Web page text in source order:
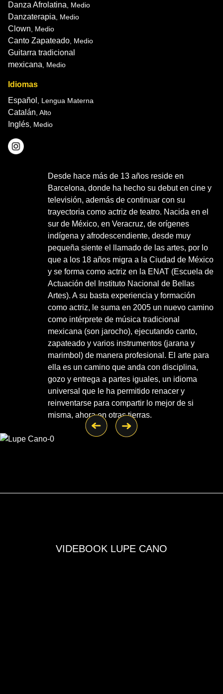
Danza Afrolatina, Medio
Danzaterapia, Medio
Clown, Medio
Canto Zapateado, Medio
Guitarra tradicional
mexicana, Medio
Idiomas
Español , Lengua Materna
Catalán, Alto
Inglés, Medio
Desde hace más de 13 años reside en
Barcelona, donde ha hecho su debut en cine y
televisión, además de continuar con su
trayectoria como actriz de teatro. Nacida en el
sur de México, en Veracruz, de orígenes
indígena y afrodescendiente, desde muy
pequeña siente el llamado de las artes, por lo
que a los 18 años migra a la Ciudad de México
y se forma como actriz en la ENAT (Escuela de
Actuación del Instituto Nacional de Bellas
Artes). A su basta experiencia y formación
como actriz, le suma en 2005 un nuevo camino
como intérprete de música tradicional
mexicana (son jarocho), ejecutando canto,
zapateado y varios instrumentos (jarana y
marimbol) de manera profesional. El arte para
ella es un camino que anda con disciplina,
gozo y entrega a partes iguales, un idioma
universal que le ha permitido renacer y
reinventarse para compartir lo mejor de si
misma, ahora en otras tierras.
VIDEBOOK LUPE CANO